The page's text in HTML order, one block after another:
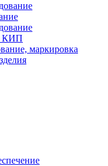
КИП
маркировка